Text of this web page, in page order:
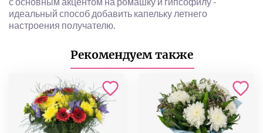
идеальный способ добавить капельку летнего
настроения получателю.
Рекомендуем также